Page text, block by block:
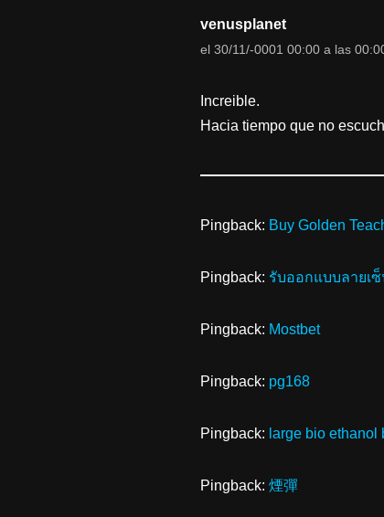
venusplanet
el 30/11/-0001 00:00 a las
Increible.
Hacia tiempo que no
Pingback: Buy Golden
Pingback: รับออกแบบลายเ
Pingback: Mostbet
Pingback: pg168
Pingback: large bio ethanol
Pingback: 煙彈